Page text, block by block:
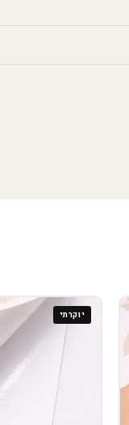
יוקרתי